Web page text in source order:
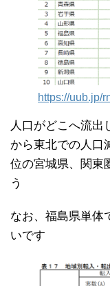
https://uub.jp/
人口がどこへ流出
から東北での人口
位の宮城県、関東
う
なお、福島県単体
いです